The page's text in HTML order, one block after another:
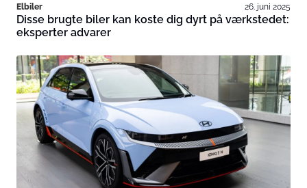
Elbiler 26. juni 2025
Disse brugte biler kan koste dig dyrt på værkstedet:
eksperter advarer